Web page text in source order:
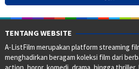
TENTANG WEBSITE
A-ListFilm merupakan platform streaming
menghadirkan beragam koleksi film dari